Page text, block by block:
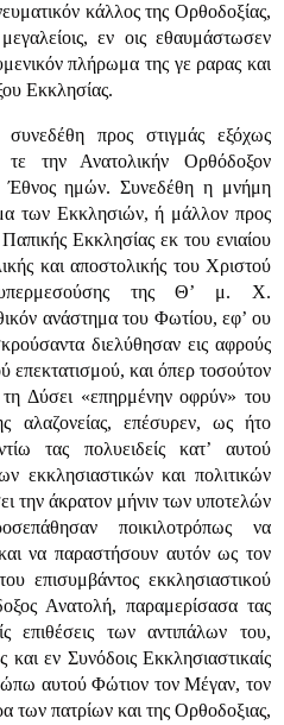
κάλλος της Ορθοδοξίας,
εν οις εθαυμάστωσεν
πλήρωμα της γε ραρας και
Εκκλησίας.
προς στιγμάς εξόχως
τε την Ανατολικήν Ορθόδοξον
Έθνος ημών. Συνεδέθη η μνήμη
των Εκκλησιών, ή μάλλον προς
Εκκλησίας εκ του ενιαίου
και αποστολικής του Χριστού
υπερμεσούσης της Θ’ μ. Χ.
ανάστημα του Φωτίου, εφ’ ου
διελύθησαν εις αφρούς
επεκτατισμού, και όπερ τοσούτον
Δύσει «επηρμένην οφρύν» του
αλαζονείας, επέσυρεν, ως ήτο
τας πολυειδείς κατ’ αυτού
εκκλησιαστικών και πολιτικών
την άκρατον μήνιν των υποτελών
ποικιλοτρόπως να
να παραστήσουν αυτόν ως τον
επισυμβάντος εκκλησιαστικού
Ανατολή, παραμερίσασα τας
επιθέσεις των αντιπάλων του,
και εν Συνόδοις Εκκλησιαστικαίς
αυτού Φώτιον τον Μέγαν, τον
των πατρίων και της Ορθοδοξιας,